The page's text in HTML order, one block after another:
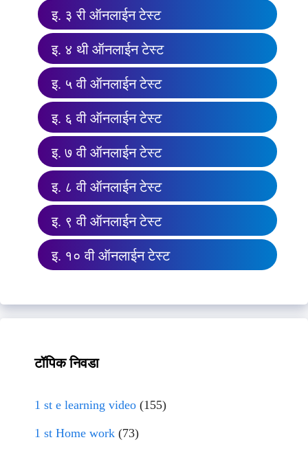
इ. ३ री ऑनलाईन टेस्ट
इ. ४ थी ऑनलाईन टेस्ट
इ. ५ वी ऑनलाईन टेस्ट
इ. ६ वी ऑनलाईन टेस्ट
इ. ७ वी ऑनलाईन टेस्ट
इ. ८ वी ऑनलाईन टेस्ट
इ. ९ वी ऑनलाईन टेस्ट
इ. १० वी ऑनलाईन टेस्ट
टॉपिक निवडा
1 st e learning video (155)
1 st Home work (73)